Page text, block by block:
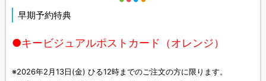
早期予約特典
●キービジュアルポストカード（オレンジ）
※2026年2月13日(金) ひる12時までのご注文の方に限ります。